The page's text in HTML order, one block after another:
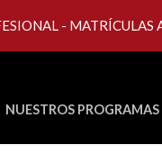
NUESTROS PROGRAMAS
- MATRÍCULAS